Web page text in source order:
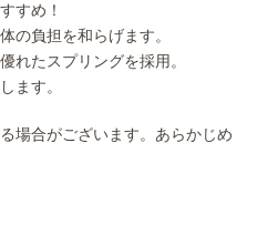
すめ！
の負担を和らげます。
れたスプリングを採用。
ます。
場合がございます。あらかじめ